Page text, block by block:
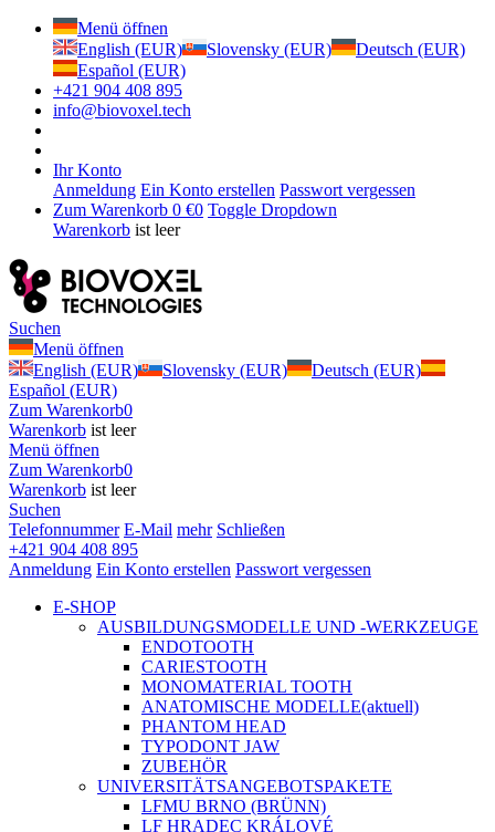
Menü öffnen
English (EUR)
Slovensky (EUR)
Deutsch (EUR)
Español (EUR)
+421 904 408 895
info@biovoxel.tech
Ihr Konto
Anmeldung Ein Konto erstellen Passwort vergessen
Zum Warenkorb 0 €0 Toggle Dropdown
Warenkorb ist leer
Suchen
Menü öffnen
English (EUR)
Slovensky (EUR)
Deutsch (EUR)
Español (EUR)
Zum Warenkorb0
Warenkorb ist leer
Menü öffnen
Zum Warenkorb0
Warenkorb ist leer
Suchen
Telefonnummer E-Mail mehr Schließen
+421 904 408 895
Anmeldung Ein Konto erstellen Passwort vergessen
E-SHOP
AUSBILDUNGSMODELLE UND -WERKZEUGE
ENDOTOOTH
CARIESTOOTH
MONOMATERIAL TOOTH
ANATOMISCHE MODELLE(aktuell)
PHANTOM HEAD
TYPODONT JAW
ZUBEHÖR
UNIVERSITÄTSANGEBOTSPAKETE
LFMU BRNO (BRÜNN)
LF HRADEC KRÁLOVÉ